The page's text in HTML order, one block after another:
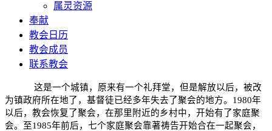
属灵资源
奉献
教会日历
教会成员
联系教会
这是一个城镇，原来有一个礼拜堂，但是解放以后，被改
为镇政府所在地了，基督徒已经多年失去了聚会的地方。 1980年
以后，教会恢复了聚会，在那里附近的乡村中，开始有了家庭聚
会。至1985年前后，七个家庭聚会靠著祷告开始合在一起聚会，